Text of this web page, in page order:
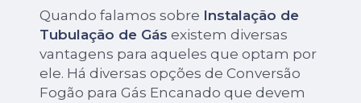
Quando falamos sobre Instalação de
Tubulação de Gás existem diversas
vantagens para aqueles que optam por
ele. Há diversas opções de Conversão
Fogão para Gás Encanado que devem